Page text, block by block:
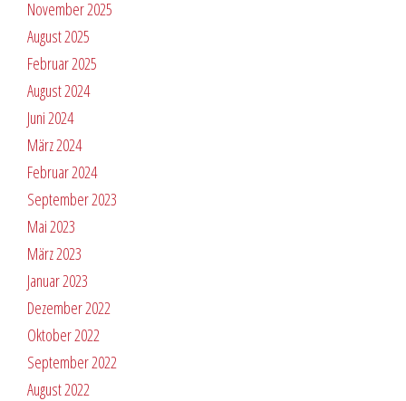
November 2025
August 2025
Februar 2025
August 2024
Juni 2024
März 2024
Februar 2024
September 2023
Mai 2023
März 2023
Januar 2023
Dezember 2022
Oktober 2022
September 2022
August 2022